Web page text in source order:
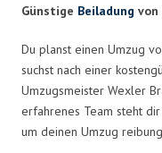
Günstige Beiladung von
Du planst einen Umzug
suchst nach einer
Umzugsmeister Wexler
erfahrenes Team steht
um deinen Umzug